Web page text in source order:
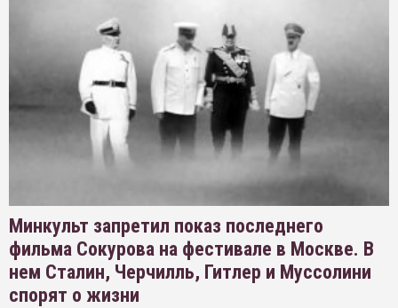
Минкульт запретил показ последнего
фильма Сокурова на фестивале в Москве. В
нем Сталин, Черчилль, Гитлер и Муссолини
спорят о жизни